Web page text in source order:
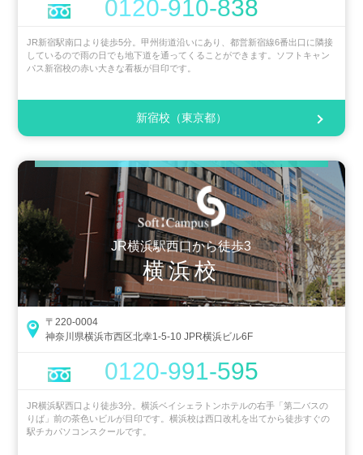
0120-910-838
JR新宿駅南口より徒歩5分。甲州街道沿いにあり、都営新宿線6番出口に隣接
しているので雨の日でも地下道を通ってくることができます。ソフトキャン
パス新宿校の赤い大きな看板が目印です。
新宿校（東京都）
JR横浜駅西口から徒歩3
横浜校
〒220-0004
神奈川県横浜市西区北幸1-5-10 JPR横浜ビル6F
0120-991-595
JR横浜駅西口より徒歩3分。横浜ベイシェラトンホテルの右手「第二バスの
りば」前の茶色いビルが目印です。横浜校は西口改札を出てから徒歩すぐの
駅チカパソコンスクールです。